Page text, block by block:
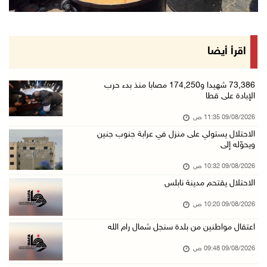
قوات الاحتلال تنصب حاجزا عسكريا عند مدخل قرية ...
إجلاء آلاف السكان مع اتساع حرائق الغابات غرب ...
جيش الاحتلال يواصل نسف المنازل واستهداف خيام ...
09/آب/2026 09:29 ص
الاحتلال يطلق النار على راعي أغنام في إذنا وي ...
09/آب/2026 09:18 ص
أسعار العملات مقابل الشيقل
09/آب/2026 08:44 ص
اقرأ أيضا
73,386 شهيدا و174,250 مصابا منذ بدء حرب
الإبادة على قطا
09/08/2026 11:35 ص
الاحتلال يستولي على منزل في عرابة جنوب جنين
ويحوّله إلى
09/08/2026 10:32 ص
الاحتلال يقتحم مدينة نابلس
09/08/2026 10:20 ص
اعتقال مواطنين من بلدة سنجل شمال رام الله
09/08/2026 09:48 ص